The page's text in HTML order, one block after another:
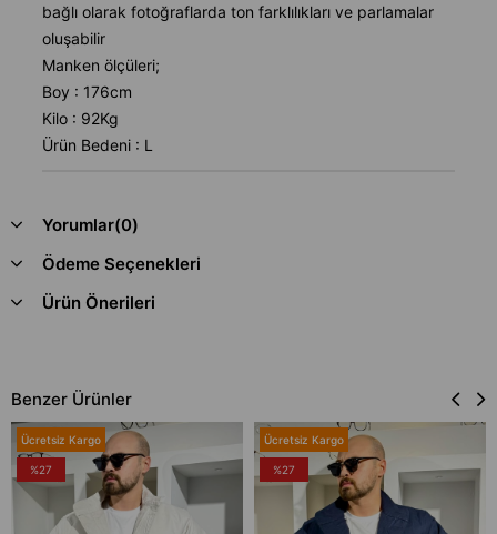
bağlı olarak fotoğraflarda ton farklılıkları ve parlamalar
oluşabilir
Manken ölçüleri;
Boy : 176cm
Kilo : 92Kg
Ürün Bedeni : L
Yorumlar(0)
Ödeme Seçenekleri
Ürün Önerileri
Benzer Ürünler
Ücretsiz Kargo
%27
Ücretsiz Kargo
%27